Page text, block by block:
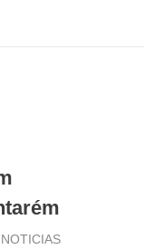
NOTICIAS